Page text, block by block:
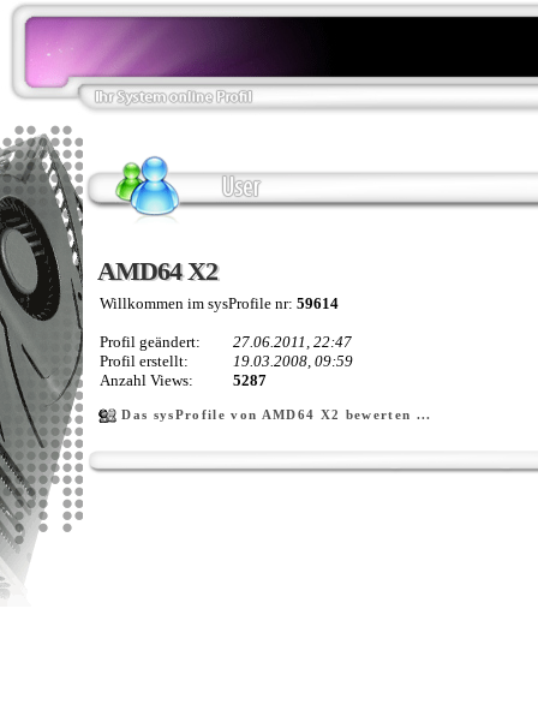
AMD64 X2
AMD64 X2
Willkommen im sysProfile nr: 59614
Profil geändert:
27.06.2011, 22:47
Profil erstellt:
19.03.2008, 09:59
Anzahl Views:
5287
Das sysProfile von AMD64 X2 bewerten ...